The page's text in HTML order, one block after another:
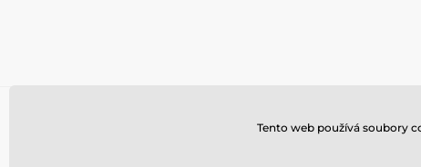
Tento web používá soubory